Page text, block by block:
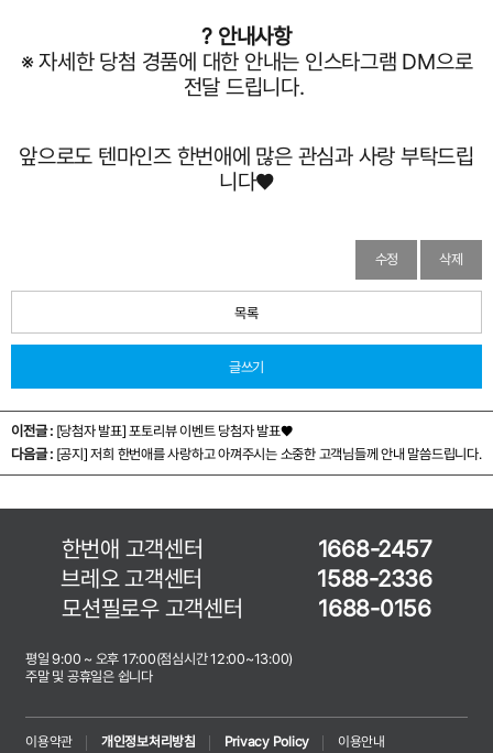
? 안내사항
※ 자세한 당첨 경품에 대한 안내는 인스타그램 DM으로
전달 드립니다.
앞으로도 텐마인즈 한번애에 많은 관심과 사랑 부탁드립
니다♥
수정 삭제
목록
글쓰기
이전글 : [당첨자 발표] 포토리뷰 이벤트 당첨자 발표♥
다음글 : [공지] 저희 한번애를 사랑하고 아껴주시는 소중한 고객님들께 안내 말씀드립니다.
한번애 고객센터
1668-2457
브레오 고객센터
1588-2336
모션필로우 고객센터
1688-0156
평일 9:00 ~ 오후 17:00(점심시간 12:00~13:00)
주말 및 공휴일은 쉽니다
이용약관 개인정보처리방침 Privacy Policy 이용안내